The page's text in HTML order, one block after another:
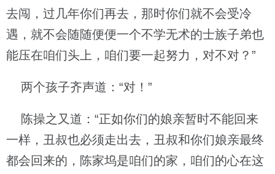
去闯，过几年你们再去，那时你们就不会受冷
遇，就不会随随便便一个不学无术的士族子弟也
能压在咱们头上，咱们要一起努力，对不对？”
两个孩子齐声道：“对！”
陈操之又道：“正如你们的娘亲暂时不能回来
一样，丑叔也必须走出去，丑叔和你们娘亲最终
都会回来的，陈家坞是咱们的家，咱们的心在这